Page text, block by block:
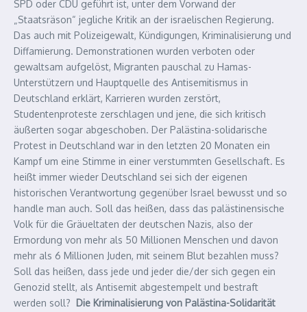
SPD oder CDU geführt ist, unter dem Vorwand der
„Staatsräson“ jegliche Kritik an der israelischen Regierung.
Das auch mit Polizeigewalt, Kündigungen, Kriminalisierung und
Diffamierung. Demonstrationen wurden verboten oder
gewaltsam aufgelöst, Migranten pauschal zu Hamas-
Unterstützern und Hauptquelle des Antisemitismus in
Deutschland erklärt, Karrieren wurden zerstört,
Studentenproteste zerschlagen und jene, die sich kritisch
äußerten sogar abgeschoben. Der Palästina-solidarische
Protest in Deutschland war in den letzten 20 Monaten ein
Kampf um eine Stimme in einer verstummten Gesellschaft. Es
heißt immer wieder Deutschland sei sich der eigenen
historischen Verantwortung gegenüber Israel bewusst und so
handle man auch. Soll das heißen, dass das palästinensische
Volk für die Gräueltaten der deutschen Nazis, also der
Ermordung von mehr als 50 Millionen Menschen und davon
mehr als 6 Millionen Juden, mit seinem Blut bezahlen muss?
Soll das heißen, dass jede und jeder die/der sich gegen ein
Genozid stellt, als Antisemit abgestempelt und bestraft
werden soll? Die Kriminalisierung von Palästina-Solidarität